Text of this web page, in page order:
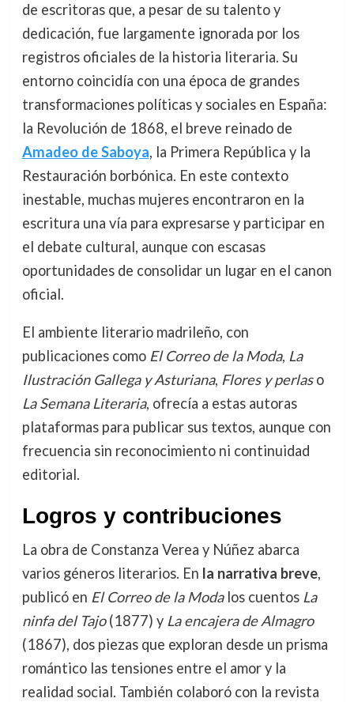
de escritoras que, a pesar de su talento y
dedicación, fue largamente ignorada por los
registros oficiales de la historia literaria. Su
entorno coincidía con una época de grandes
transformaciones políticas y sociales en España:
la Revolución de 1868, el breve reinado de
Amadeo de Saboya, la Primera República y la
Restauración borbónica. En este contexto
inestable, muchas mujeres encontraron en la
escritura una vía para expresarse y participar en
el debate cultural, aunque con escasas
oportunidades de consolidar un lugar en el canon
oficial.
El ambiente literario madrileño, con
publicaciones como El Correo de la Moda, La
Ilustración Gallega y Asturiana, Flores y perlaso
La Semana Literaria, ofrecía a estas autoras
plataformas para publicar sus textos, aunque con
frecuencia sin reconocimiento ni continuidad
editorial.
Logros y contribuciones
La obra de Constanza Verea y Núñez abarca
varios géneros literarios. En la narrativa breve,
publicó en El Correo de la Modalos cuentos La
ninfa del Tajo(1877) y La encajera de Almagro
(1867), dos piezas que exploran desde un prisma
romántico las tensiones entre el amor y la
realidad social. También colaboró con la revista